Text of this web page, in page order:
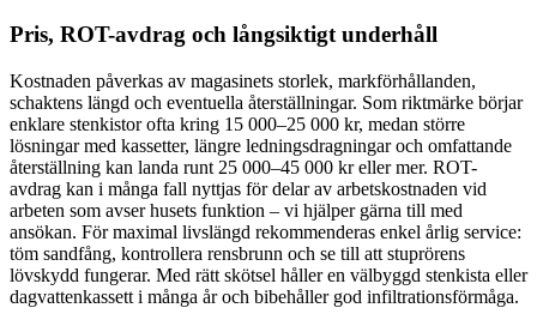
Pris, ROT-avdrag och långsiktigt underhåll
Kostnaden påverkas av magasinets storlek, markförhållanden,
schaktens längd och eventuella återställningar. Som riktmärke börjar
enklare stenkistor ofta kring 15 000–25 000 kr, medan större
lösningar med kassetter, längre ledningsdragningar och omfattande
återställning kan landa runt 25 000–45 000 kr eller mer. ROT-
avdrag kan i många fall nyttjas för delar av arbetskostnaden vid
arbeten som avser husets funktion – vi hjälper gärna till med
ansökan. För maximal livslängd rekommenderas enkel årlig service:
töm sandfång, kontrollera rensbrunn och se till att stuprörens
lövskydd fungerar. Med rätt skötsel håller en välbyggd stenkista eller
dagvattenkassett i många år och bibehåller god infiltrationsförmåga.